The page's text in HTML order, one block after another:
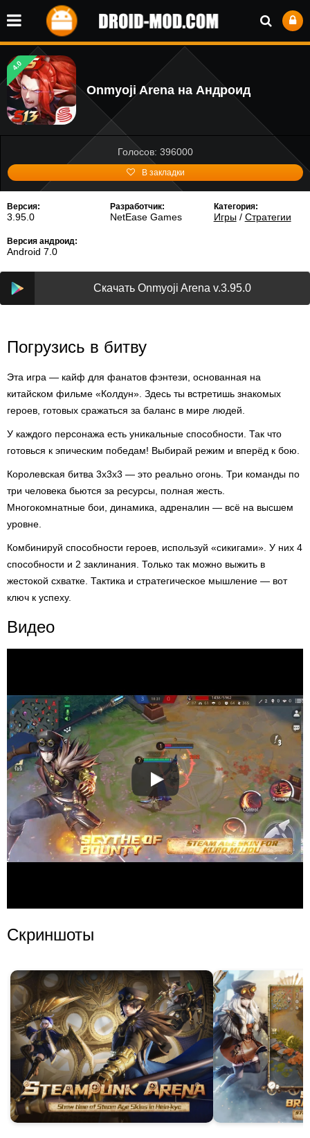
4.0
Onmyoji Arena на Андроид
Голосов: 396000
В закладки
Версия:
3.95.0
Разработчик:
NetEase Games
Категория:
Игры/ Стратегии
Версия андроид:
Android 7.0
Скачать Onmyoji Arena v.3.95.0
Погрузись в битву
Эта игра — кайф для фанатов фэнтези, основанная на
китайском фильме «Колдун». Здесь ты встретишь знакомых
героев, готовых сражаться за баланс в мире людей.
У каждого персонажа есть уникальные способности. Так что
готовься к эпическим победам! Выбирай режим и вперёд к бою.
Королевская битва 3х3х3 — это реально огонь. Три команды по
три человека бьются за ресурсы, полная жесть.
Многокомнатные бои, динамика, адреналин — всё на высшем
уровне.
Комбинируй способности героев, используй «сикигами». У них 4
способности и 2 заклинания. Только так можно выжить в
жестокой схватке. Тактика и стратегическое мышление — вот
ключ к успеху.
Видео
Скриншоты